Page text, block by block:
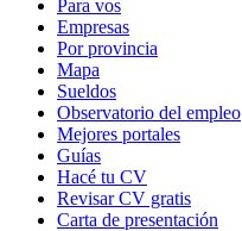
Para vos
Empresas
Por provincia
Mapa
Sueldos
Observatorio del empleo
Mejores portales
Guías
Hacé tu CV
Revisar CV gratis
Carta de presentación